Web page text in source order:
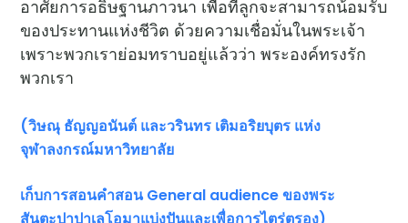
อาศัยการอธิษฐานภาวนา เพื่อที่ลูกจะสามารถน้อมรับ
ของประทานแห่งชีวิต ด้วยความเชื่อมั่นในพระเจ้า
เพราะพวกเราย่อมทราบอยู่แล้วว่า พระองค์ทรงรัก
พวกเรา
(วิษณุ ธัญญอนันต์ และวรินทร เติมอริยบุตร แห่ง
จุฬาลงกรณ์มหาวิทยาลัย
เก็บการสอนคำสอนGeneral audience ของพระ
สันตะปาปาเลโอมาแบ่งปันและเพื่อการไตร่ตรอง)